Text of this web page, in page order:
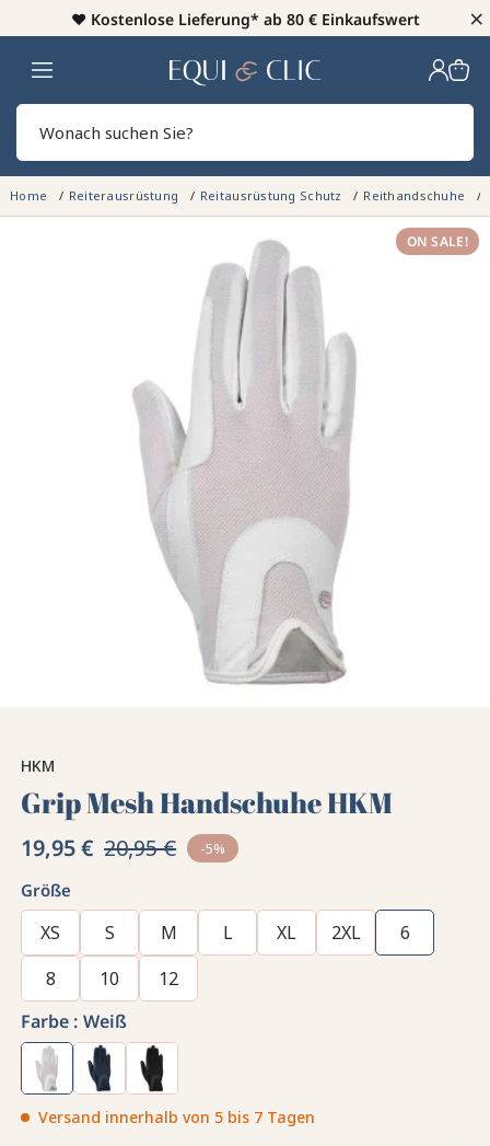
♥️ Kostenlose Lieferung* ab 80 € Einkaufswert ×
Heim
Home Reiterausrüstung Reitausrüstung Schutz Reithandschuhe
ON SALE!
HKM
Grip Mesh Handschuhe HKM
19,95 € 20,95 € -5%
Größe
XS S M L XL 2XL
6
8
10
12
Farbe : Weiß
Versand innerhalb von 5 bis 7 Tagen